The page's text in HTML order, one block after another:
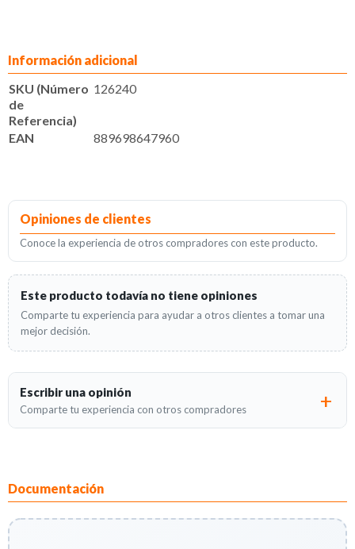
Información adicional
SKU (Número
de
Referencia)
126240
EAN 889698647960
Opiniones de clientes
Conoce la experiencia de otros compradores con este producto.
Este producto todavía no tiene opiniones
Comparte tu experiencia para ayudar a otros clientes a tomar una
mejor decisión.
Escribir una opinión
Comparte tu experiencia con otros compradores
Documentación